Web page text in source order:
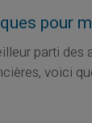
pour
parti
voici